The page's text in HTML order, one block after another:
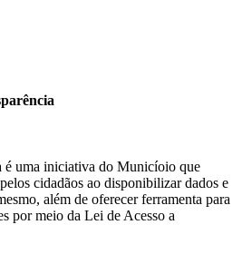
é uma iniciativa do Municíoio que
cidadãos ao disponibilizar dados e
além de oferecer ferramenta para
por meio da Lei de Acesso a